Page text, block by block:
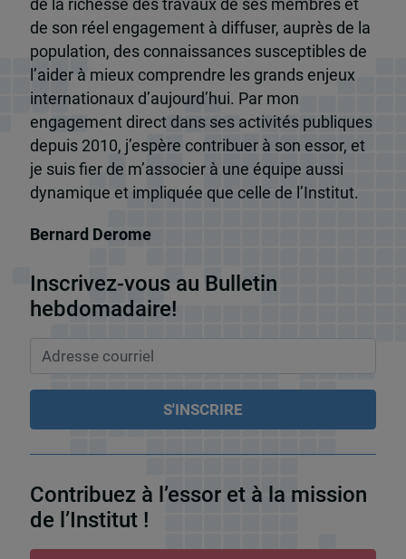
de la richesse des travaux de ses membres et
de son réel engagement à diffuser, auprès de la
population, des connaissances susceptibles de
l’aider à mieux comprendre les grands enjeux
internationaux d’aujourd’hui. Par mon
engagement direct dans ses activités publiques
depuis 2010, j’espère contribuer à son essor, et
je suis fier de m’associer à une équipe aussi
dynamique et impliquée que celle de l’Institut.
Bernard Derome
Inscrivez-vous au Bulletin
hebdomadaire!
Contribuez à l’essor et à la mission
de l’Institut !